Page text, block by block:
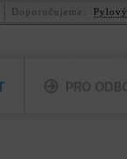
Doporučujeme: